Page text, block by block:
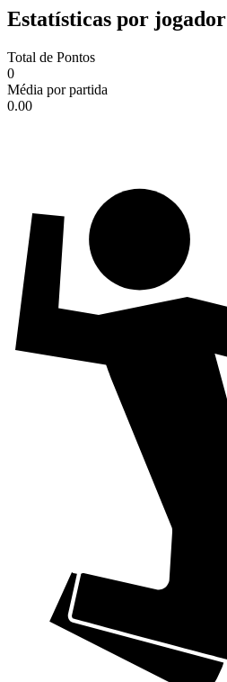
Estatísticas por jogador
Total de Pontos
0
Média por partida
0.00